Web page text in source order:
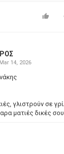
Mar 14, 2026
γλιστρούν σε
ματιές δικές σου
ψηλό του κόσμου